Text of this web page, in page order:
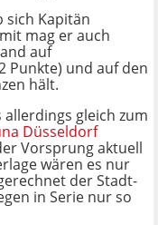
sich Kapitän
mag er auch
auf
Punkte) und auf den
hält.
gleich zum
Düsseldorf
Vorsprung aktuell
wären es nur
der Stadt-
in Serie nur so